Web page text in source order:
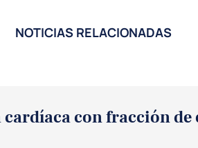
NOTICIAS RELACIONADAS
con fracción de